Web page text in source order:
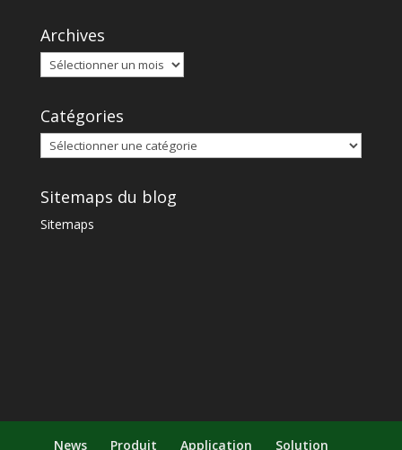
Archives
Catégories
Sitemaps du blog
Sitemaps
News Produit Application Solution